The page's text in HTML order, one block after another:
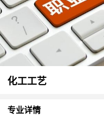
化工工艺
专业详情